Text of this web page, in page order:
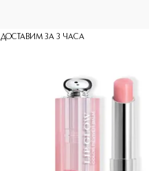
ДОСТАВИМ ЗА 3 ЧАСА